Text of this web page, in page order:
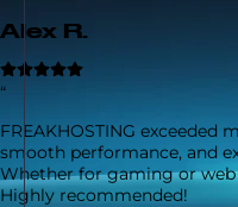
Alex R.
“
FREAKHOSTING
smooth performance, and
Whether for gaming or
Highly recommended!